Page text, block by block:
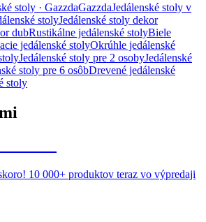
stoly · GazzdaGazzdaJedálenské stoly v
stolyJedálenské stoly dekor
dubRustikálne jedálenské stolyBiele
jedálenské stolyOkrúhle jedálenské
Jedálenské stoly pre 2 osobyJedálenské
stoly pre 6 osôbDrevené jedálenské
stoly
10 000+ produktov teraz vo výpredaji